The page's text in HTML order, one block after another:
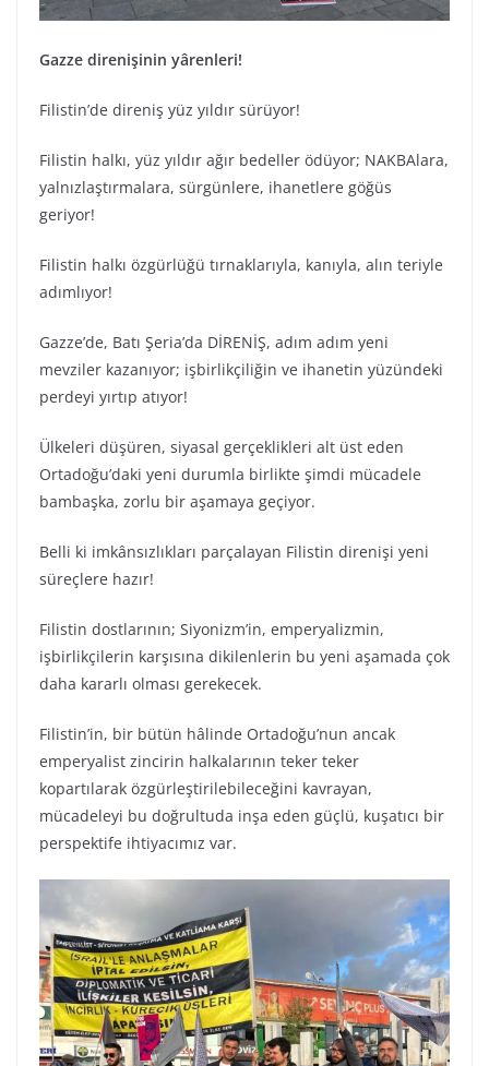
Gazze direnişinin yârenleri!
Filistin’de direniş yüz yıldır sürüyor!
Filistin halkı, yüz yıldır ağır bedeller ödüyor; NAKBAlara,
yalnızlaştırmalara, sürgünlere, ihanetlere göğüs
geriyor!
Filistin halkı özgürlüğü tırnaklarıyla, kanıyla, alın teriyle
adımlıyor!
Gazze’de, Batı Şeria’da DİRENİŞ, adım adım yeni
mevziler kazanıyor; işbirlikçiliğin ve ihanetin yüzündeki
perdeyi yırtıp atıyor!
Ülkeleri düşüren, siyasal gerçeklikleri alt üst eden
Ortadoğu’daki yeni durumla birlikte şimdi mücadele
bambaşka, zorlu bir aşamaya geçiyor.
Belli ki imkânsızlıkları parçalayan Filistin direnişi yeni
süreçlere hazır!
Filistin dostlarının; Siyonizm’in, emperyalizmin,
işbirlikçilerin karşısına dikilenlerin bu yeni aşamada çok
daha kararlı olması gerekecek.
Filistin’in, bir bütün hâlinde Ortadoğu’nun ancak
emperyalist zincirin halkalarının teker teker
kopartılarak özgürleştirilebileceğini kavrayan,
mücadeleyi bu doğrultuda inşa eden güçlü, kuşatıcı bir
perspektife ihtiyacımız var.